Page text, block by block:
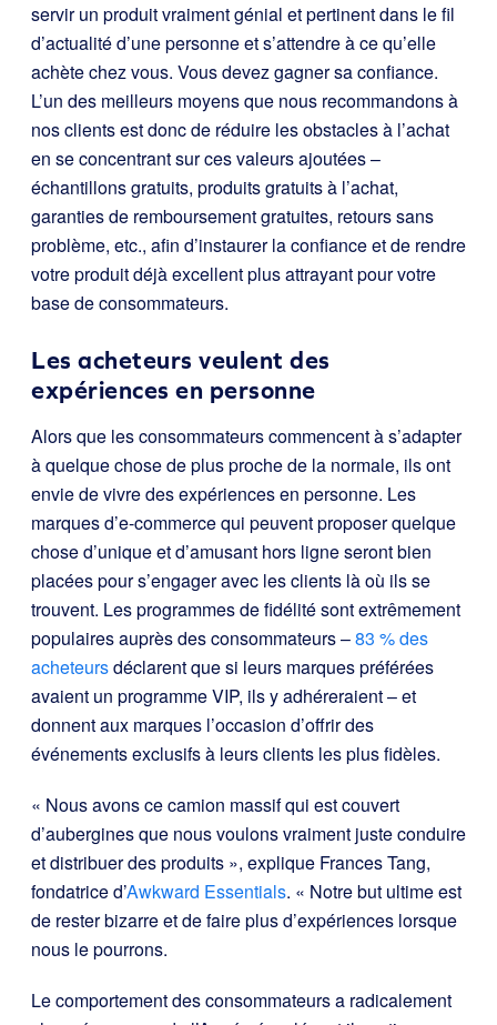
servir un produit vraiment génial et pertinent dans le fil
d’actualité d’une personne et s’attendre à ce qu’elle
achète chez vous. Vous devez gagner sa confiance.
L’un des meilleurs moyens que nous recommandons à
nos clients est donc de réduire les obstacles à l’achat
en se concentrant sur ces valeurs ajoutées –
échantillons gratuits, produits gratuits à l’achat,
garanties de remboursement gratuites, retours sans
problème, etc., afin d’instaurer la confiance et de rendre
votre produit déjà excellent plus attrayant pour votre
base de consommateurs.
Les acheteurs veulent des
expériences en personne
Alors que les consommateurs commencent à s’adapter
à quelque chose de plus proche de la normale, ils ont
envie de vivre des expériences en personne. Les
marques d’e-commerce qui peuvent proposer quelque
chose d’unique et d’amusant hors ligne seront bien
placées pour s’engager avec les clients là où ils se
trouvent. Les programmes de fidélité sont extrêmement
populaires auprès des consommateurs –83 % des
acheteursdéclarent que si leurs marques préférées
avaient un programme VIP, ils y adhéreraient – et
donnent aux marques l’occasion d’offrir des
événements exclusifs à leurs clients les plus fidèles.
« Nous avons ce camion massif qui est couvert
d’aubergines que nous voulons vraiment juste conduire
et distribuer des produits », explique Frances Tang,
fondatrice d’Awkward Essentials. « Notre but ultime est
de rester bizarre et de faire plus d’expériences lorsque
nous le pourrons.
Le comportement des consommateurs a radicalement